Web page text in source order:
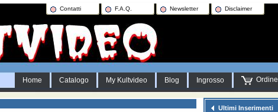
Contatti F.A.Q. Newsletter Disclaimer
Home Catalogo My Kultvideo Blog Ingrosso Ordine
Ultimi Inserimenti